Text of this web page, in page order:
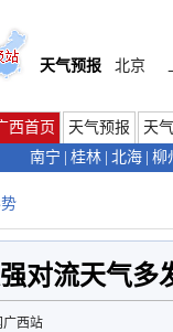
天气预报 北京
西首页 天气预报
天
南宁
桂林 北海 柳
对流天气多
广西站